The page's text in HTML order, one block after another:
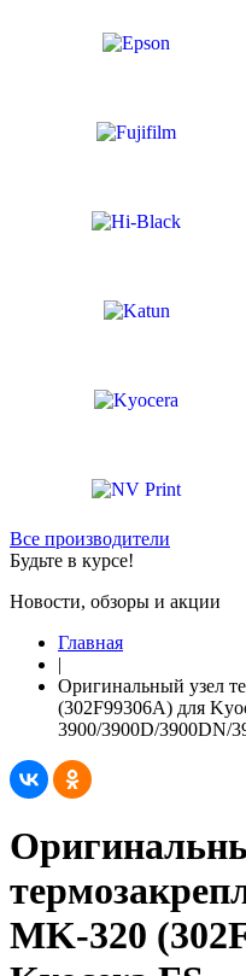
Все производители
Будьте в курсе!
Новости, обзоры и акции
Главная
|
Оригинальный узел
(302F99306A) для
3900/3900D/3900DN/
MK-320